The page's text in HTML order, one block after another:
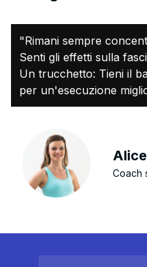
"Rimani sempre
Senti gli effetti sulla
Un trucchetto: Tieni il
per un'esecuzione
Coach